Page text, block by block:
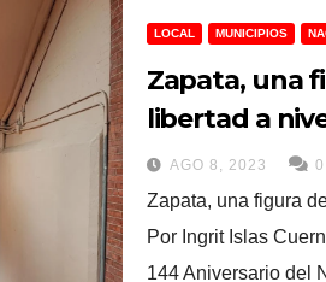
LOCAL MUNICIPIOS
Zapata, una
libertad a
AGO 8, 2023
Zapata, una figura
Por Ingrit Islas
144 Aniversario del